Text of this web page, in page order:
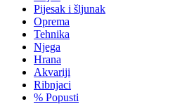
Pijesak i šljunak
Oprema
Tehnika
Njega
Hrana
Akvariji
Ribnjaci
% Popusti